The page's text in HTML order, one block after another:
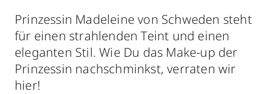
Prinzessin Madeleine von Schweden steht
für einen strahlenden Teint und einen
eleganten Stil. Wie Du das Make-up der
Prinzessin nachschminkst, verraten wir
hier!